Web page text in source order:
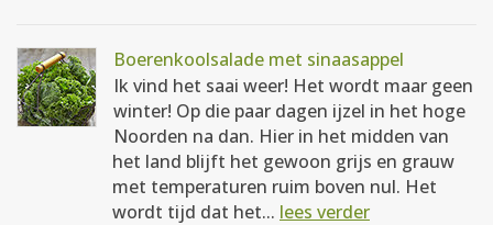
Boerenkoolsalade met sinaasappel
Ik vind het saai weer! Het wordt maar geen
winter! Op die paar dagen ijzel in het hoge
Noorden na dan. Hier in het midden van
het land blijft het gewoon grijs en grauw
met temperaturen ruim boven nul. Het
wordt tijd dat het... lees verder